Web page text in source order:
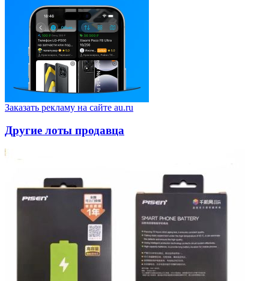
Заказать рекламу на сайте au.ru
Другие лоты продавца